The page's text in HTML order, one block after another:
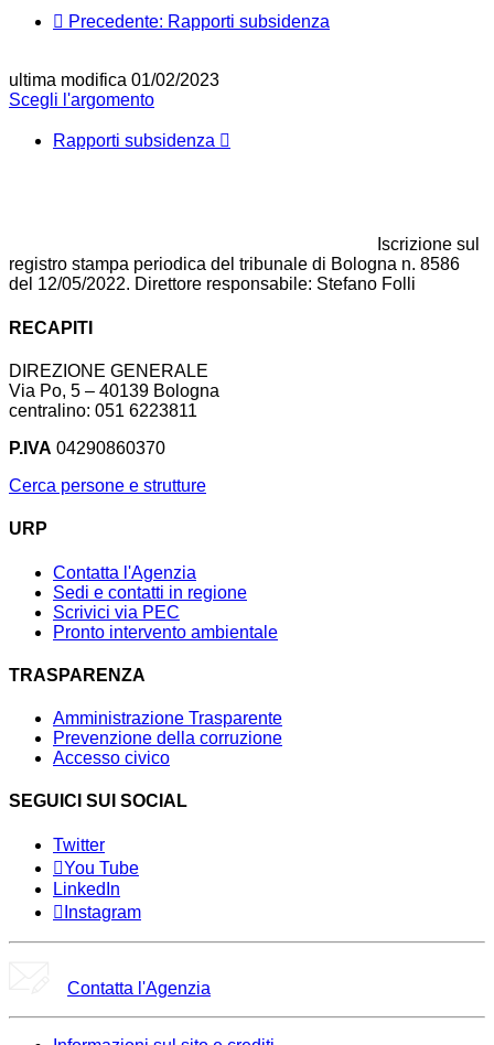
Precedente: Rapporti subsidenza
ultima modifica 01/02/2023
Scegli l'argomento
Rapporti subsidenza
Iscrizione sul
registro stampa periodica del tribunale di Bologna n. 8586
del 12/05/2022. Direttore responsabile: Stefano Folli
RECAPITI
DIREZIONE GENERALE
Via Po, 5 – 40139 Bologna
centralino: 051 6223811
P.IVA 04290860370
Cerca persone e strutture
URP
Contatta l'Agenzia
Sedi e contatti in regione
Scrivici via PEC
Pronto intervento ambientale
TRASPARENZA
Amministrazione Trasparente
Prevenzione della corruzione
Accesso civico
SEGUICI SUI SOCIAL
Twitter
You Tube
LinkedIn
Instagram
Contatta l'Agenzia